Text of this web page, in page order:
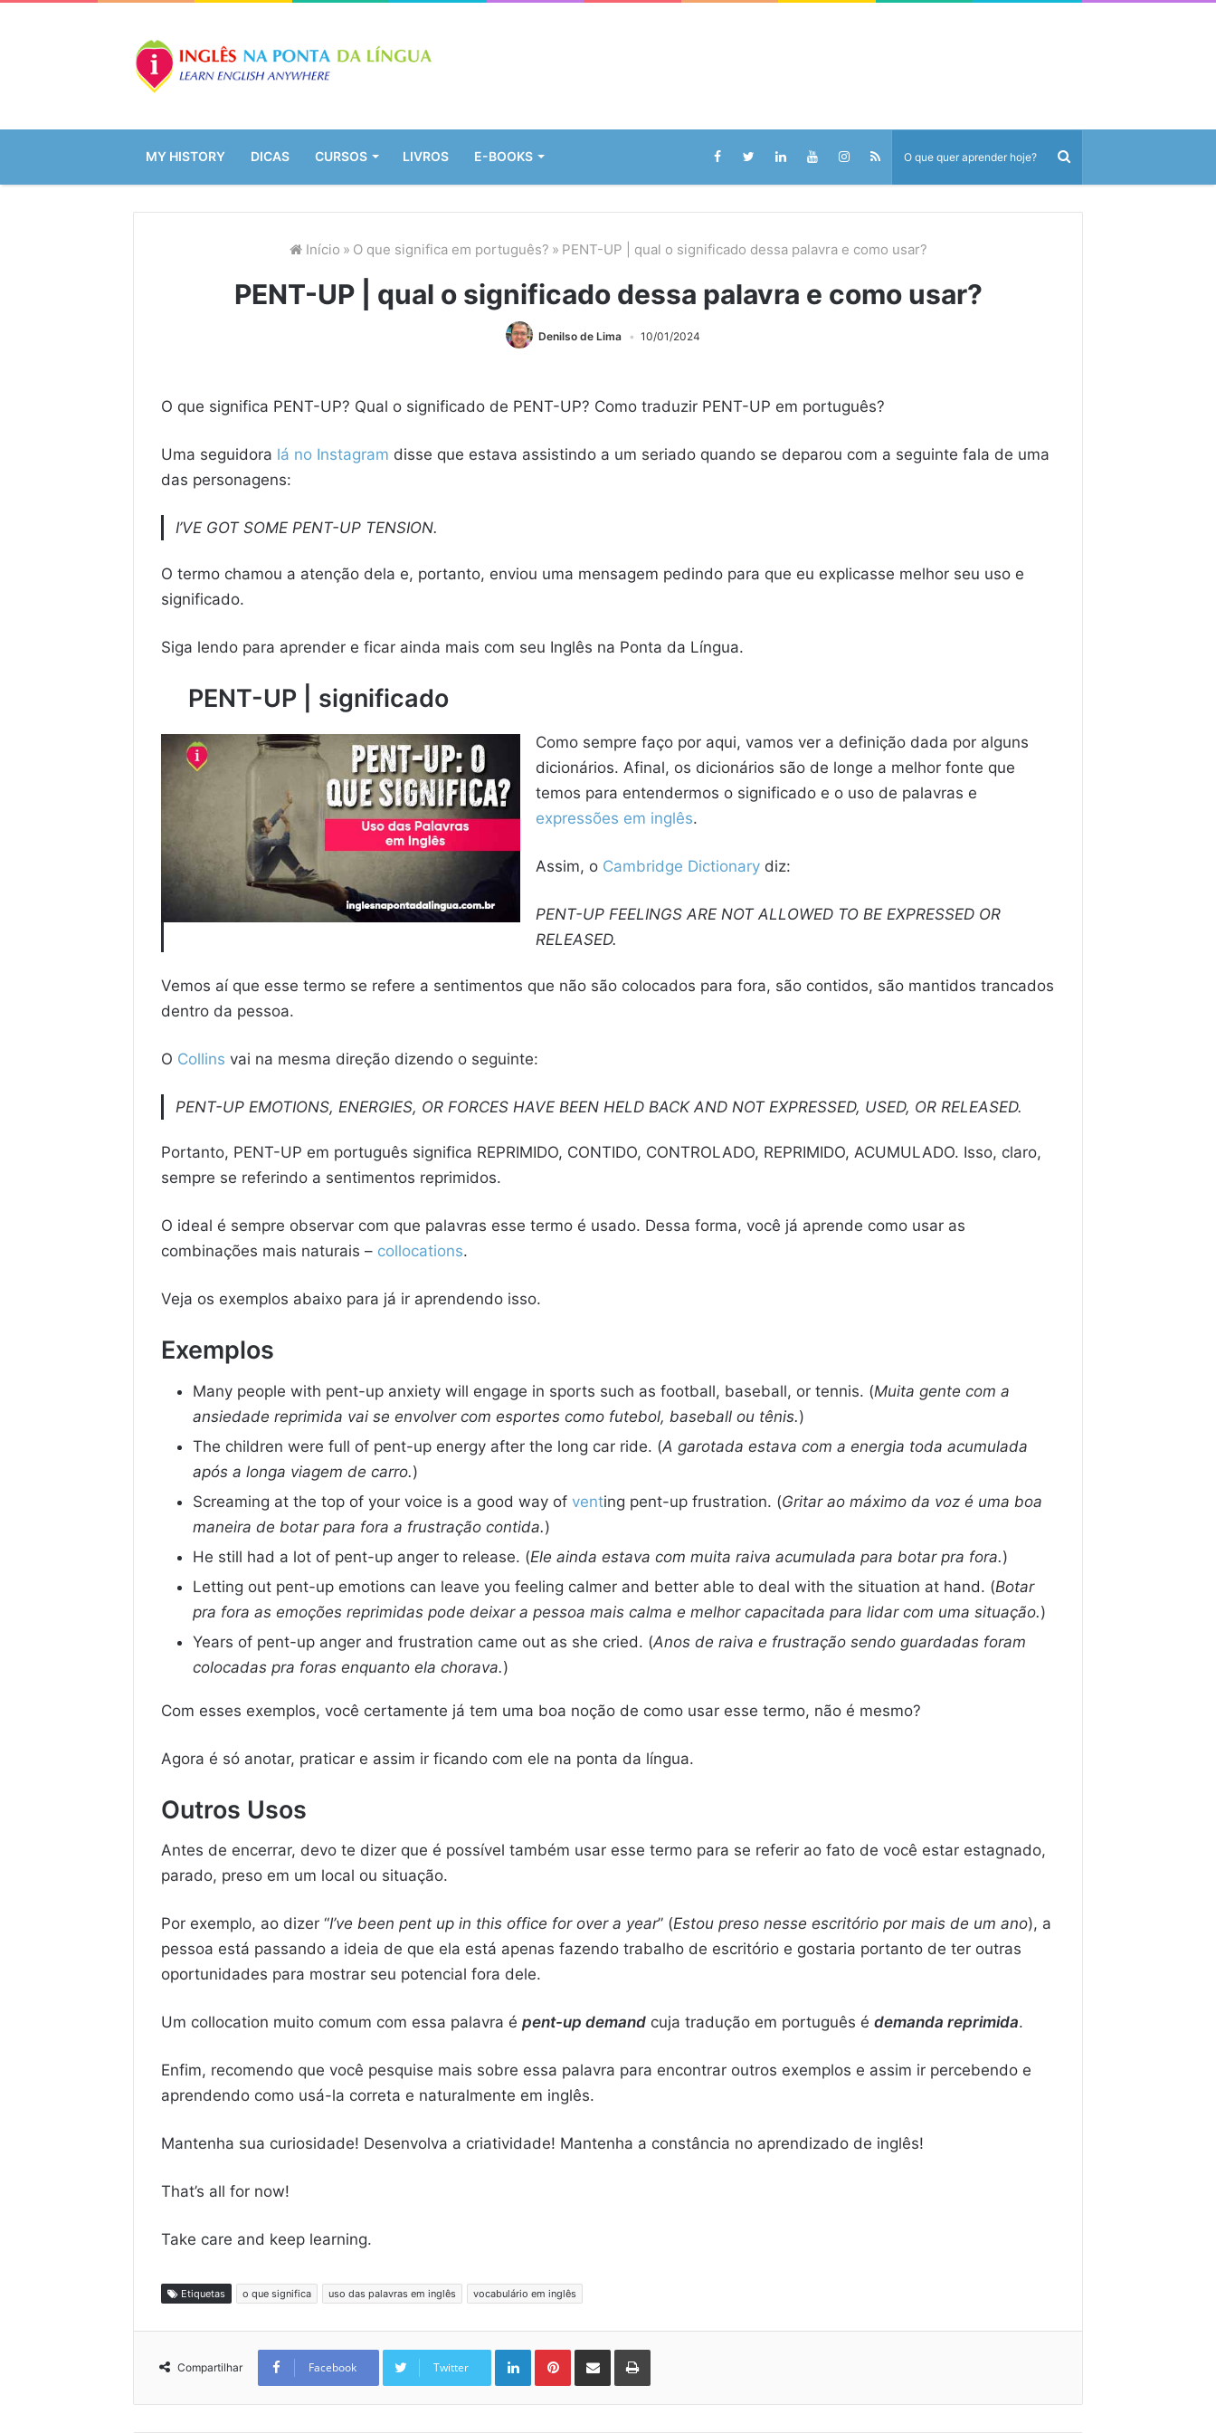
MY HISTORY DICAS CURSOS LIVROS E-BOOKS
Início » O que significa em português? » PENT-UP | qual o significado dessa palavra e como usar?
PENT-UP | qual o significado dessa palavra e como usar?
Denilso de Lima 10/01/2024
O que significa PENT-UP? Qual o significado de PENT-UP? Como traduzir PENT-UP em português?
Uma seguidora lá no Instagram disse que estava assistindo a um seriado quando se deparou com a seguinte fala de uma
das personagens:
I’VE GOT SOME PENT-UP TENSION.
O termo chamou a atenção dela e, portanto, enviou uma mensagem pedindo para que eu explicasse melhor seu uso e
significado.
Siga lendo para aprender e ficar ainda mais com seu Inglês na Ponta da Língua.
PENT-UP | significado
Como sempre faço por aqui, vamos ver a definição dada por alguns
dicionários. Afinal, os dicionários são de longe a melhor fonte que
temos para entendermos o significado e o uso de palavras e
expressões em inglês.
Assim, o Cambridge Dictionary diz:
PENT-UP FEELINGS ARE NOT ALLOWED TO BE EXPRESSED OR
RELEASED.
Vemos aí que esse termo se refere a sentimentos que não são colocados para fora, são contidos, são mantidos trancados
dentro da pessoa.
O Collins vai na mesma direção dizendo o seguinte:
PENT-UP EMOTIONS, ENERGIES, OR FORCES HAVE BEEN HELD BACK AND NOT EXPRESSED, USED, OR RELEASED.
Portanto, PENT-UP em português significa REPRIMIDO, CONTIDO, CONTROLADO, REPRIMIDO, ACUMULADO. Isso, claro,
sempre se referindo a sentimentos reprimidos.
O ideal é sempre observar com que palavras esse termo é usado. Dessa forma, você já aprende como usar as
combinações mais naturais – collocations.
Veja os exemplos abaixo para já ir aprendendo isso.
Exemplos
Many people with pent-up anxiety will engage in sports such as football, baseball, or tennis. (Muita gente com a
ansiedade reprimida vai se envolver com esportes como futebol, baseball ou tênis.)
The children were full of pent-up energy after the long car ride. (A garotada estava com a energia toda acumulada
após a longa viagem de carro.)
Screaming at the top of your voice is a good way of venting pent-up frustration. (Gritar ao máximo da voz é uma boa
maneira de botar para fora a frustração contida.)
He still had a lot of pent-up anger to release. (Ele ainda estava com muita raiva acumulada para botar pra fora.)
Letting out pent-up emotions can leave you feeling calmer and better able to deal with the situation at hand. (Botar
pra fora as emoções reprimidas pode deixar a pessoa mais calma e melhor capacitada para lidar com uma situação.)
Years of pent-up anger and frustration came out as she cried. (Anos de raiva e frustração sendo guardadas foram
colocadas pra foras enquanto ela chorava.)
Com esses exemplos, você certamente já tem uma boa noção de como usar esse termo, não é mesmo?
Agora é só anotar, praticar e assim ir ficando com ele na ponta da língua.
Outros Usos
Antes de encerrar, devo te dizer que é possível também usar esse termo para se referir ao fato de você estar estagnado,
parado, preso em um local ou situação.
Por exemplo, ao dizer “I’ve been pent up in this office for over a year” (Estou preso nesse escritório por mais de um ano), a
pessoa está passando a ideia de que ela está apenas fazendo trabalho de escritório e gostaria portanto de ter outras
oportunidades para mostrar seu potencial fora dele.
Um collocation muito comum com essa palavra é pent-up demand cuja tradução em português é demanda reprimida.
Enfim, recomendo que você pesquise mais sobre essa palavra para encontrar outros exemplos e assim ir percebendo e
aprendendo como usá-la correta e naturalmente em inglês.
Mantenha sua curiosidade! Desenvolva a criatividade! Mantenha a constância no aprendizado de inglês!
That’s all for now!
Take care and keep learning.
Etiquetas o que significa uso das palavras em inglês vocabulário em inglês
Compartilhar Facebook Twitter
LinkedinPinterest
Compartilhar via e-mail Imprimir